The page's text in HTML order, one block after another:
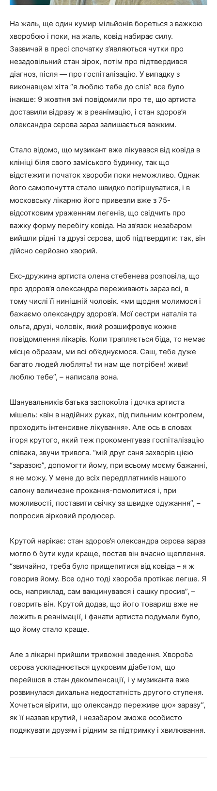
На жаль, ще один кумир мільйонів бореться з важкою
хворобою і поки, на жаль, ковід набирає силу.
Зазвичай в пресі спочатку з’являються чутки про
незадовільний стан зірок, потім про підтвердився
діагноз, після — про госпіталізацію. У випадку з
виконавцем хіта “я люблю тебе до сліз” все було
інакше: 9 жовтня змі повідомили про те, що артиста
доставили відразу ж в реанімацію, і стан здоров’я
олександра сєрова зараз залишається важким.
Стало відомо, що музикант вже лікувався від ковіда в
клініці біля свого заміського будинку, так що
відстежити початок хвороби поки неможливо. Однак
його самопочуття стало швидко погіршуватися, і в
московську лікарню його привезли вже з 75-
відсотковим ураженням легенів, що свідчить про
важку форму перебігу ковіда. На зв’язок незабаром
вийшли рідні та друзі сєрова, щоб підтвердити: так, він
дійсно серйозно хворий.
Екс-дружина артиста олена стебенева розповіла, що
про здоров’я олександра переживають зараз всі, в
тому числі її нинішній чоловік. «ми щодня молимося і
бажаємо олександру здоров’я. Мої сестри наталія та
ольга, друзі, чоловік, який розшифровує кожне
повідомлення лікарів. Коли трапляється біда, то немає
місце образам, ми всі об’єднуємося. Саш, тебе дуже
багато людей люблять! ти нам ще потрібен! живи!
люблю тебе”, – написала вона.
Шанувальників батька заспокоїла і дочка артиста
мішель: «він в надійних руках, під пильним контролем,
проходить інтенсивне лікування». Але ось в словах
ігоря крутого, який теж прокоментував госпіталізацію
співака, звучи тривога. “мій друг саня захворів цією
“заразою”, допомогти йому, при всьому моєму бажанні,
я не можу. У мене до всіх передплатників нашого
салону величезне прохання-помолитися і, при
можливості, поставити свічку за швидке одужання”, –
попросив зірковий продюсер.
Крутой нарікає: стан здоров’я олександра сєрова зараз
могло б бути куди краще, постав він вчасно щеплення.
“звичайно, треба було прищепитися від ковіда – я ж
говорив йому. Все одно тоді хвороба протікає легше. Я
ось, наприклад, сам вакцинувався і сашку просив”, –
говорить він. Крутой додав, що його товариш вже не
лежить в реанімації, і фанати артиста подумали було,
що йому стало краще.
Але з лікарні прийшли тривожні зведення. Хвороба
сєрова ускладнюється цукровим діабетом, що
перейшов в стан декомпенсації, і у музиканта вже
розвинулася дихальна недостатність другого ступеня.
Хочеться вірити, що олександр переживе цю» заразу”,
як її назвав крутий, і незабаром зможе особисто
подякувати друзям і рідним за підтримку і хвилювання.